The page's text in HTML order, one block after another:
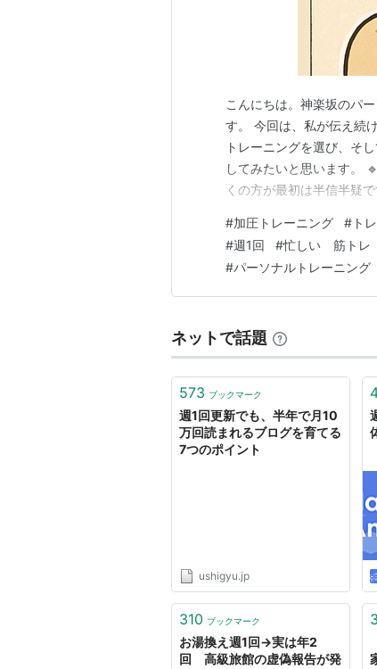
こんにちは。神楽坂のパ
す。 今回は、私が伝え続
トレーニングを選び、そ
してみたいと思います。
くの方が最初は半信半疑
ね」と言われたり──そん
ん、仕事や家事、育児で
#加圧トレーニング # ト
#週1回 #忙しい 筋トレ
#パーソナルトレーニン
ネットで話題
573 ブックマーク
週1回更新でも、半年で月10
万回読まれるブログを育てる
7つのポイント
ushigyu.jp
310 ブックマーク
お湯換え週1回→実は年2
回 高級旅館の虚偽報告が発